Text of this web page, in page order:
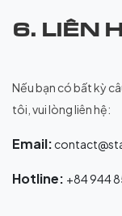
6. LIÊN
Nếu bạn có bất kỳ
tôi, vui lòng liên hệ:
Email:
Hotline: +84 944